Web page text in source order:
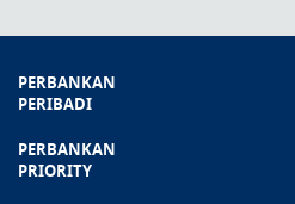
PERBANKAN
PERIBADI
PERBANKAN
PRIORITY